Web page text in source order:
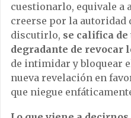
cuestionarlo, equivale a
creerse por la autoridad
discutirlo, se califica
degradante de revocar
de intimidar y bloquear
nueva revelación en
que niegue